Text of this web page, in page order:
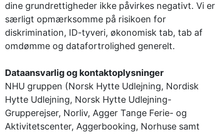
dine grundrettigheder ikke påvirkes negativt. Vi er
særligt opmærksomme på risikoen for
diskrimination, ID-tyveri, økonomisk tab, tab af
omdømme og datafortrolighed generelt.
Dataansvarlig og kontaktoplysninger
NHU gruppen (Norsk Hytte Udlejning, Nordisk
Hytte Udlejning, Norsk Hytte Udlejning-
Grupperejser, Norliv, Agger Tange Ferie- og
Aktivitetscenter, Aggerbooking, Norhuse samt